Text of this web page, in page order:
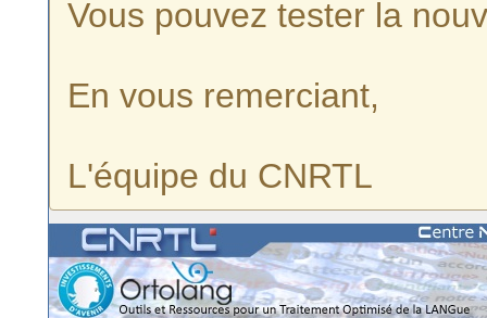
Vous pouvez tester la
En vous remerciant,
L'équipe du CNRTL